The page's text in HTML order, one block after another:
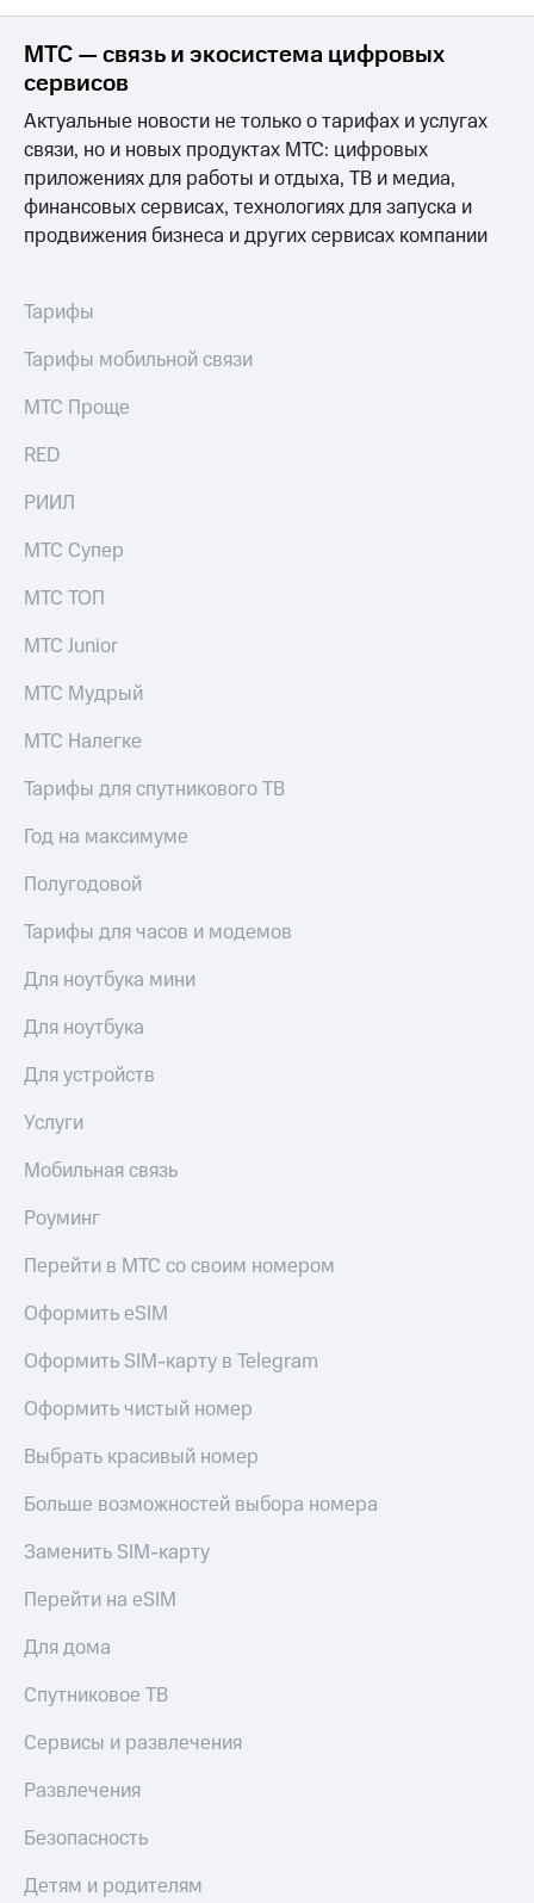
о технологиях
Интервью
Финансовая
отчетность
регионе
и акционерам
информации
Информация
акционерам
ПАО
Собрания
Личный
акционера
капитал
Контроль
и
Рынок
акций
Описание
Программа
приобретения
Порядок
выкупа
облигаций
Уведомление
погашении
облигаций
Регистратор
Реквизиты
Контакты
развитие
деловая этика
На главную
МТС — связь и экосистема цифровых
сервисов
Актуальные новости не только о тарифах и услугах
связи, но и новых продуктах МТС: цифровых
приложениях для работы и отдыха, ТВ и медиа,
финансовых сервисах, технологиях для запуска и
продвижения бизнеса и других сервисах компании
Тарифы
Тарифы мобильной связи
МТС Проще
RED
РИИЛ
МТС Супер
МТС ТОП
МТС Junior
МТС Мудрый
МТС Налегке
Тарифы для спутникового ТВ
Год на максимуме
Полугодовой
Тарифы для часов и модемов
Для ноутбука мини
Для ноутбука
Для устройств
Услуги
Мобильная связь
Роуминг
Перейти в МТС со своим номером
Оформить eSIM
Оформить SIM-карту в Telegram
Оформить чистый номер
Выбрать красивый номер
Больше возможностей выбора номера
Заменить SIM-карту
Перейти на eSIM
Для дома
Спутниковое ТВ
Сервисы и развлечения
Развлечения
Безопасность
Детям и родителям